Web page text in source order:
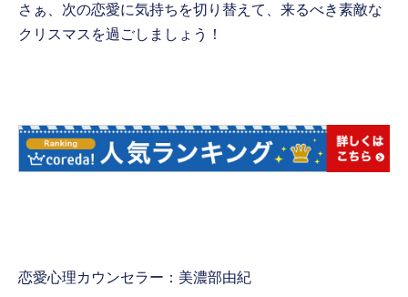
さぁ、次の恋愛に気持ちを切り替えて、来るべき素敵な
クリスマスを過ごしましょう！
恋愛心理カウンセラー：美濃部由紀